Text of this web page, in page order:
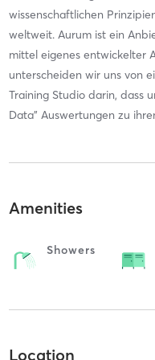
wissenschaftlichen
weltweit. Aurum ist ein
mittel eigenes entwickelter
unterscheiden wir uns von
Training Studio darin, dass
Data” Auswertungen zu
Amenities
Showers
Location